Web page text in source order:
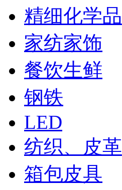
精细化学品
家纺家饰
餐饮生鲜
钢铁
LED
纺织、皮革
箱包皮具